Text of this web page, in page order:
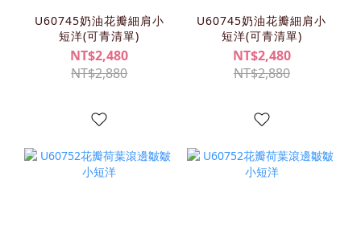
U60745奶油花瓣細肩小
短洋(可青清單)
NT$2,480
NT$2,880
U60745奶油花瓣細肩小
短洋(可青清單)
NT$2,480
NT$2,880